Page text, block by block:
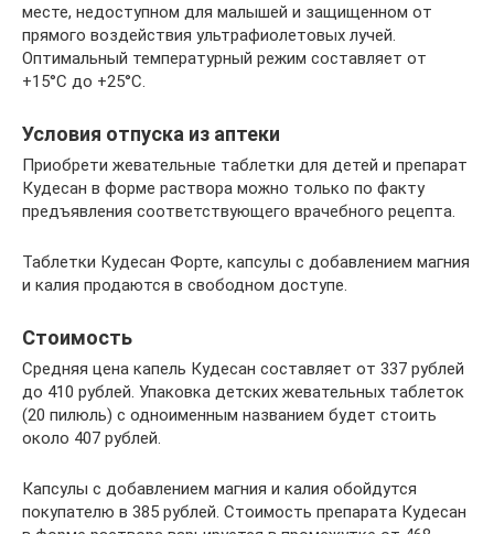
месте, недоступном для малышей и защищенном от
прямого воздействия ультрафиолетовых лучей.
Оптимальный температурный режим составляет от
+15°С до +25°С.
Условия отпуска из аптеки
Приобрети жевательные таблетки для детей и препарат
Кудесан в форме раствора можно только по факту
предъявления соответствующего врачебного рецепта.
Таблетки Кудесан Форте, капсулы с добавлением магния
и калия продаются в свободном доступе.
Стоимость
Средняя цена капель Кудесан составляет от 337 рублей
до 410 рублей. Упаковка детских жевательных таблеток
(20 пилюль) с одноименным названием будет стоить
около 407 рублей.
Капсулы с добавлением магния и калия обойдутся
покупателю в 385 рублей. Стоимость препарата Кудесан